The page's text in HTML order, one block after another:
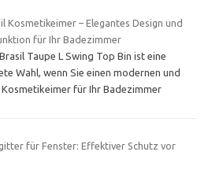
Kosmetikeimer – Elegantes Design und
für Ihr Badezimmer
Taupe L Swing Top Bin ist eine
Wahl, wenn Sie einen modernen und
für Ihr Badezimmer
für Fenster: Effektiver Schutz vor